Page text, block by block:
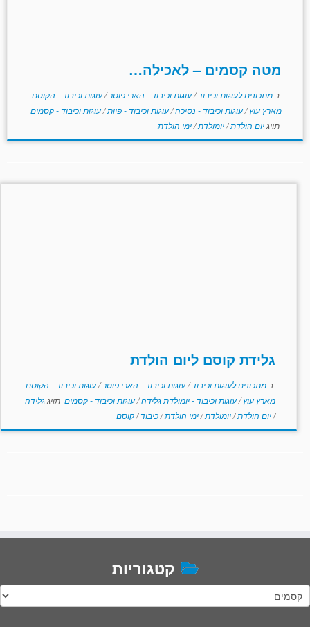
מטה קסמים – לאכילה…
ב מתכונים לעוגות וכיבוד/עוגות וכיבוד - הארי פוטר/עוגות וכיבוד - הקוסם
מארץ עוץ/עוגות וכיבוד - נסיכה/עוגות וכיבוד - פיות/עוגות וכיבוד - קסמים
תויגיום הולדת/יומולדת/ימי הולדת
גלידת קוסם ליום הולדת
ב מתכונים לעוגות וכיבוד/עוגות וכיבוד - הארי פוטר/עוגות וכיבוד - הקוסם
מארץ עוץ/עוגות וכיבוד - יומולדת גלידה/עוגות וכיבוד - קסמים תויגגלידה
/יום הולדת/יומולדת/ימי הולדת/כיבוד/קוסם
קטגוריות
קטגוריות